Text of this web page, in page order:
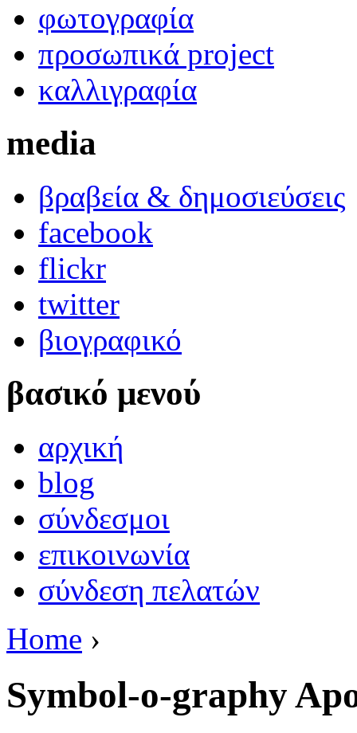
φωτογραφία
προσωπικά project
καλλιγραφία
media
βραβεία & δημοσιεύσεις
facebook
flickr
twitter
βιογραφικό
βασικό μενού
αρχική
blog
σύνδεσμοι
επικοινωνία
σύνδεση πελατών
Home ›
Symbol-o-graphy